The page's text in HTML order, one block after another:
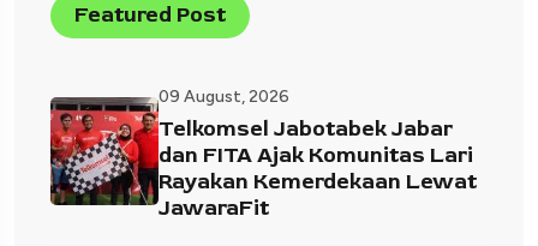
Featured Post
09 August, 2026
Telkomsel Jabotabek Jabar
dan FITA Ajak Komunitas Lari
Rayakan Kemerdekaan Lewat
JawaraFit